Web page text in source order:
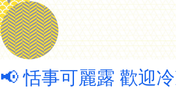
📢 恬事可麗露 歡迎
刻文房
透過詼
專門產